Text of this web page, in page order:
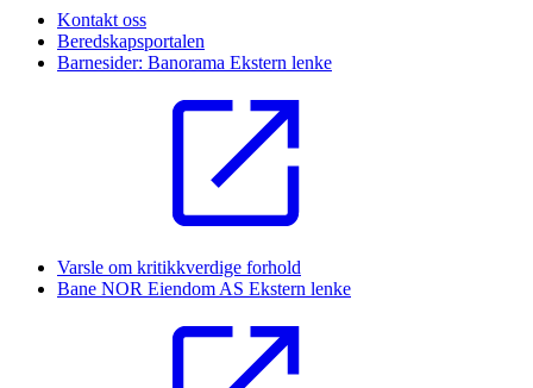
Kontakt oss
Beredskapsportalen
Barnesider: Banorama Ekstern lenke
Varsle om kritikkverdige forhold
Bane NOR Eiendom AS Ekstern lenke